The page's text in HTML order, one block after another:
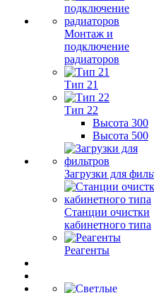
Монтаж и
подключение
радиаторов
Тип 21
Тип 22
Высота 300
Высота 500
Загрузки для
Станции очистки
кабинетного типа
Реагенты